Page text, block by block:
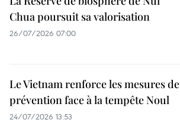
Chua poursuit sa valorisation
26/07/2026 07:00
Le Vietnam renforce les mesures de
prévention face à la tempête Noul
24/07/2026 13:53